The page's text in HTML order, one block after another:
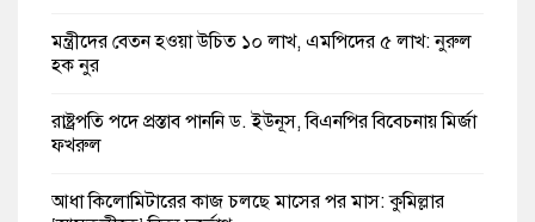
মন্ত্রীদের বেতন হওয়া উচিত ১০ লাখ, এমপিদের ৫ লাখ: নুরুল
হক নুর
রাষ্ট্রপতি পদে প্রস্তাব পাননি ড. ইউনূস, বিএনপির বিবেচনায় মির্জা
ফখরুল
আধা কিলোমিটারের কাজ চলছে মাসের পর মাস: কুমিল্লার